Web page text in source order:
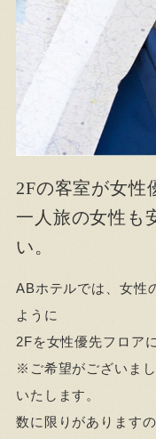
2Fの客室が女性
一人旅の女性も
い。
ABホテルでは、女性
ように
2Fを女性優先フロア
※ご希望がございま
いたします。
数に限りがあります